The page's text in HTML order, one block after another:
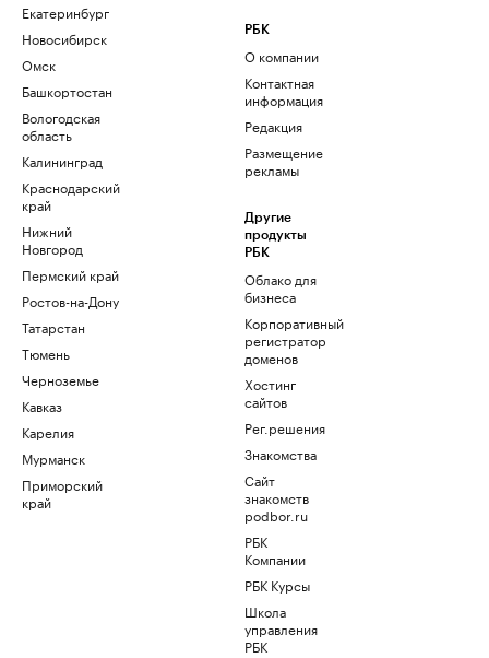
Екатеринбург
Новосибирск
Омск
Башкортостан
Вологодская
область
Калининград
Краснодарский
край
Нижний
Новгород
Пермский край
Ростов-на-Дону
Татарстан
Тюмень
Черноземье
Кавказ
Карелия
Мурманск
Приморский
край
РБК
О компании
Контактная
информация
Редакция
Размещение
рекламы
Другие
продукты
РБК
Облако для
бизнеса
Корпоративный
регистратор
доменов
Хостинг
сайтов
Рег.решения
Знакомства
Сайт
знакомств
podbor.ru
РБК
Компании
РБК Курсы
Школа
управления
РБК